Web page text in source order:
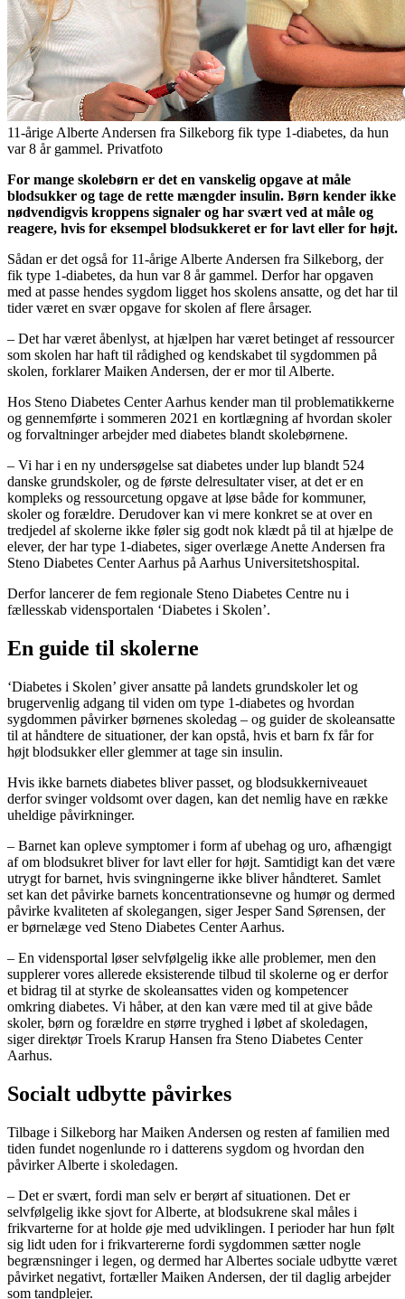
11-årige Alberte Andersen fra Silkeborg fik type 1-diabetes, da hun
var 8 år gammel. Privatfoto
For mange skolebørn er det en vanskelig opgave at måle
blodsukker og tage de rette mængder insulin. Børn kender ikke
nødvendigvis kroppens signaler og har svært ved at måle og
reagere, hvis for eksempel blodsukkeret er for lavt eller for højt.
Sådan er det også for 11-årige Alberte Andersen fra Silkeborg, der
fik type 1-diabetes, da hun var 8 år gammel. Derfor har opgaven
med at passe hendes sygdom ligget hos skolens ansatte, og det har til
tider været en svær opgave for skolen af flere årsager.
– Det har været åbenlyst, at hjælpen har været betinget af ressourcer
som skolen har haft til rådighed og kendskabet til sygdommen på
skolen, forklarer Maiken Andersen, der er mor til Alberte.
Hos Steno Diabetes Center Aarhus kender man til problematikkerne
og gennemførte i sommeren 2021 en kortlægning af hvordan skoler
og forvaltninger arbejder med diabetes blandt skolebørnene.
– Vi har i en ny undersøgelse sat diabetes under lup blandt 524
danske grundskoler, og de første delresultater viser, at det er en
kompleks og ressourcetung opgave at løse både for kommuner,
skoler og forældre. Derudover kan vi mere konkret se at over en
tredjedel af skolerne ikke føler sig godt nok klædt på til at hjælpe de
elever, der har type 1-diabetes, siger overlæge Anette Andersen fra
Steno Diabetes Center Aarhus på Aarhus Universitetshospital.
Derfor lancerer de fem regionale Steno Diabetes Centre nu i
fællesskab vidensportalen ‘Diabetes i Skolen’.
En guide til skolerne
‘Diabetes i Skolen’ giver ansatte på landets grundskoler let og
brugervenlig adgang til viden om type 1-diabetes og hvordan
sygdommen påvirker børnenes skoledag – og guider de skoleansatte
til at håndtere de situationer, der kan opstå, hvis et barn fx får for
højt blodsukker eller glemmer at tage sin insulin.
Hvis ikke barnets diabetes bliver passet, og blodsukkerniveauet
derfor svinger voldsomt over dagen, kan det nemlig have en række
uheldige påvirkninger.
– Barnet kan opleve symptomer i form af ubehag og uro, afhængigt
af om blodsukret bliver for lavt eller for højt. Samtidigt kan det være
utrygt for barnet, hvis svingningerne ikke bliver håndteret. Samlet
set kan det påvirke barnets koncentrationsevne og humør og dermed
påvirke kvaliteten af skolegangen, siger Jesper Sand Sørensen, der
er børnelæge ved Steno Diabetes Center Aarhus.
– En vidensportal løser selvfølgelig ikke alle problemer, men den
supplerer vores allerede eksisterende tilbud til skolerne og er derfor
et bidrag til at styrke de skoleansattes viden og kompetencer
omkring diabetes. Vi håber, at den kan være med til at give både
skoler, børn og forældre en større tryghed i løbet af skoledagen,
siger direktør Troels Krarup Hansen fra Steno Diabetes Center
Aarhus.
Socialt udbytte påvirkes
Tilbage i Silkeborg har Maiken Andersen og resten af familien med
tiden fundet nogenlunde ro i datterens sygdom og hvordan den
påvirker Alberte i skoledagen.
– Det er svært, fordi man selv er berørt af situationen. Det er
selvfølgelig ikke sjovt for Alberte, at blodsukrene skal måles i
frikvarterne for at holde øje med udviklingen. I perioder har hun følt
sig lidt uden for i frikvartererne fordi sygdommen sætter nogle
begrænsninger i legen, og dermed har Albertes sociale udbytte været
påvirket negativt, fortæller Maiken Andersen, der til daglig arbejder
som tandplejer.